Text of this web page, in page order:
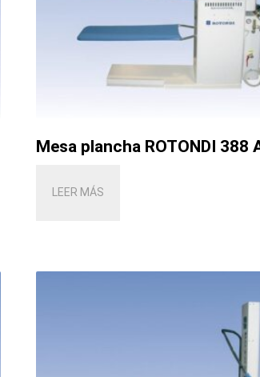
Mesa plancha ROTONDI 388
LEER MÁS